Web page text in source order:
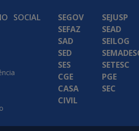
SOCIAL
SEGOV
SEFAZ
SAD
SED
SES
CGE
CASA
CIVIL
SEJUSP
SEAD
SEILOG
SETESC
PGE
SEC